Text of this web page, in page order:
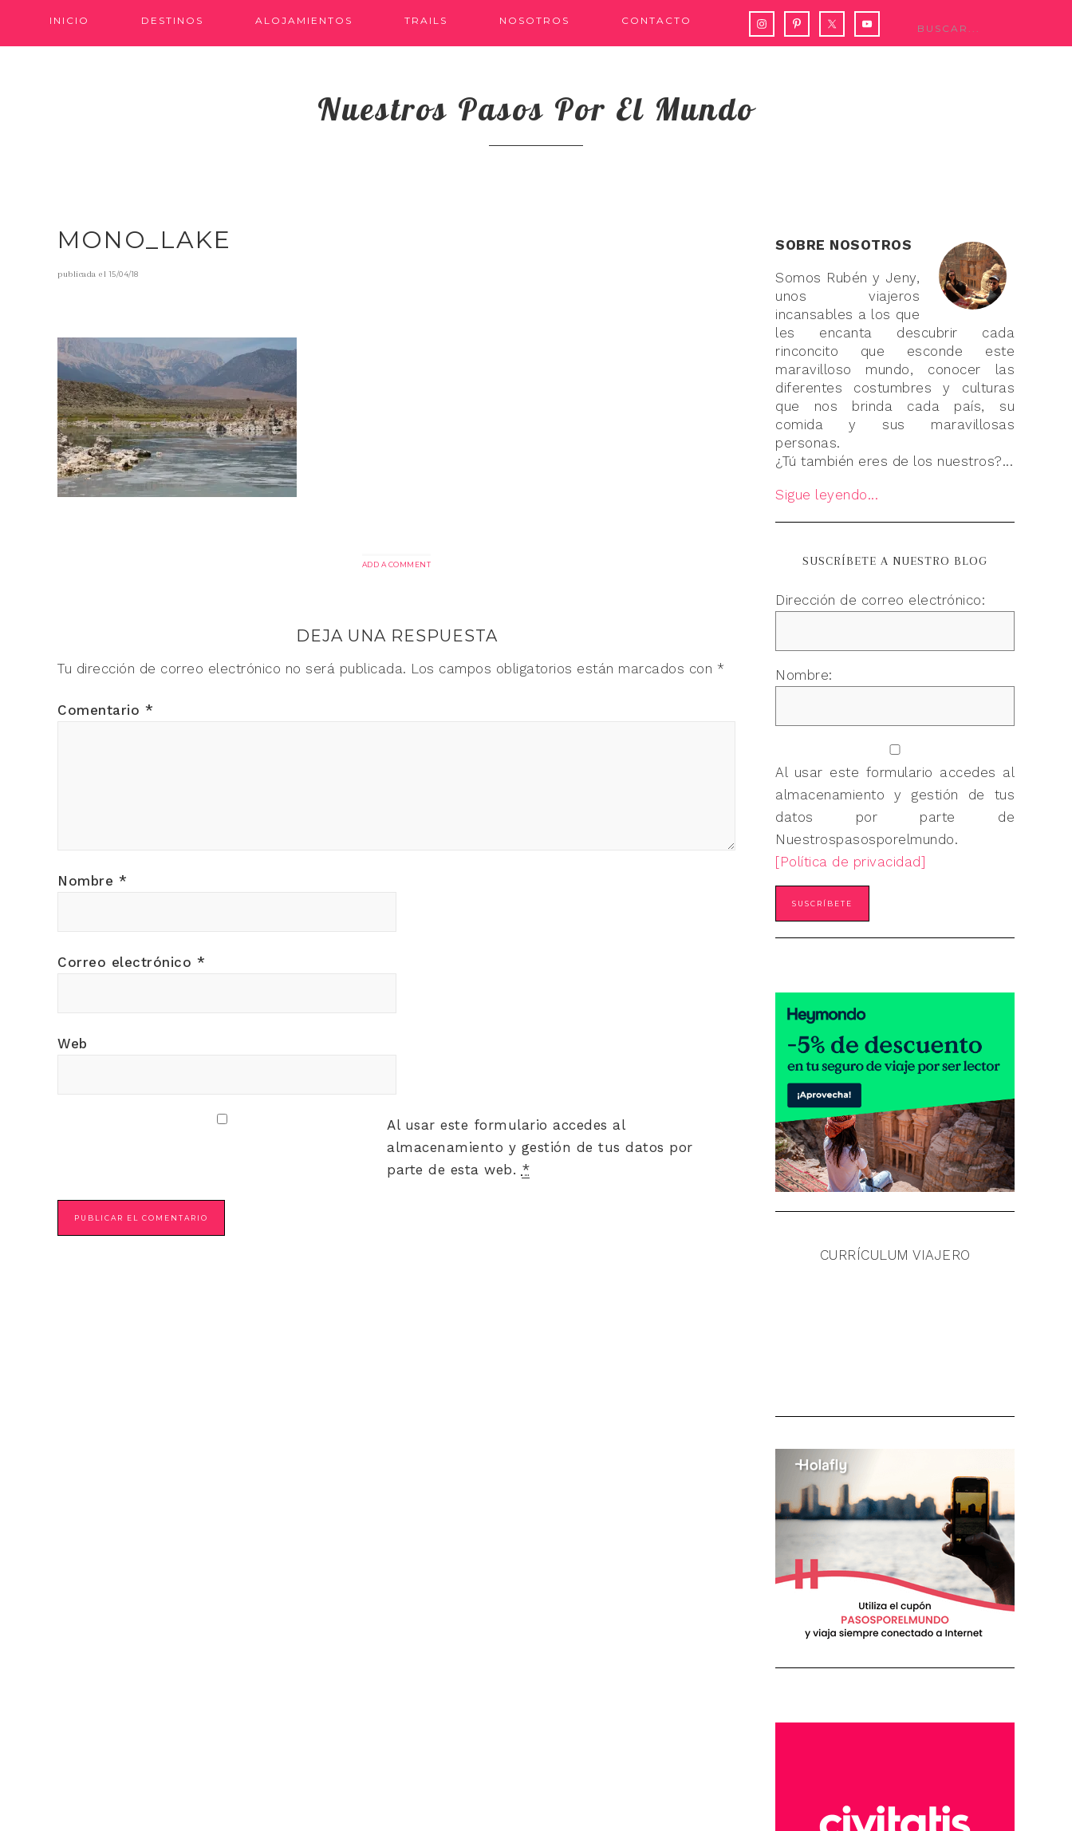
INICIO DESTINOS ALOJAMIENTOS TRAILS NOSOTROS CONTACTO
Nuestros Pasos Por El Mundo
MONO_LAKE
publicada el15/04/18
ADD A COMMENT
DEJA UNA RESPUESTA
Tu dirección de correo electrónico no será publicada. Los campos obligatorios están marcados con *
Comentario *
Nombre *
Correo electrónico *
Web
Al usar este formulario accedes al
almacenamiento y gestión de tus datos por
parte de esta web. *
SOBRE NOSOTROS
Somos Rubén y Jeny,
unos viajeros
incansables a los que
les encanta descubrir cada
rinconcito que esconde este
maravilloso mundo, conocer las
diferentes costumbres y culturas
que nos brinda cada país, su
comida y sus maravillosas
personas.
¿Tú también eres de los nuestros?...
Sigue leyendo...
SUSCRÍBETE A NUESTRO BLOG
Dirección de correo electrónico:
Nombre:
Al usar este formulario accedes al
almacenamiento y gestión de tus
datos por parte de
Nuestrospasosporelmundo.
[Política de privacidad]
CURRÍCULUM VIAJERO